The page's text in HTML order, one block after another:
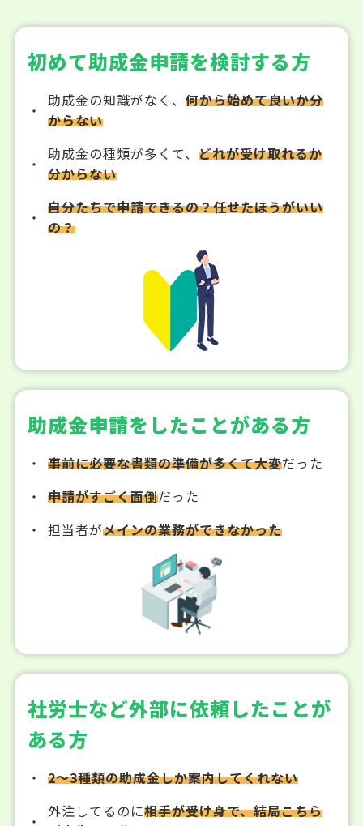
初めて助成金申請を検討する方
助成金の知識がなく、 何から始めて良いか分
からない
助成金の種類が多くて、 どれが受け取れるか
分からない
自分たちで申請できるの？任せたほうがいい
の？
助成金申請をしたことがある方
事前に必要な書類の準備が多くて大変だった
申請がすごく面倒だった
担当者がメインの業務ができなかった
社労士など外部に依頼したことが
ある方
2～3種類の助成金しか案内してくれない
外注してるのに相手が受け身で、結局こちら